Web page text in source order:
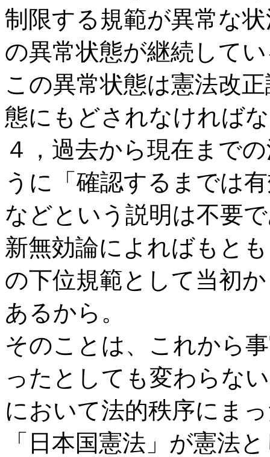
制限する規範が異常な
の異常状態が継続して
この異常状態は憲法改
態にもどされなければ
４，過去から現在まで
うに「確認するまでは
などという説明は不要
新無効論によればもと
の下位規範として当初
あるから。
そのことは、これから
ったとしても変わらな
において法的秩序にま
「日本国憲法」が憲法